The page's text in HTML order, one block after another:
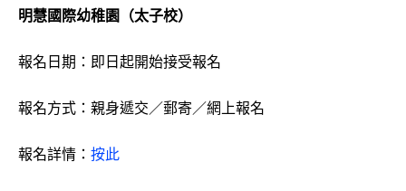
明慧國際幼稚園（太子校）
報名日期： 即日起開始接受報名
報名方式：親身遞交／郵寄／網上報名
報名詳情： 按此